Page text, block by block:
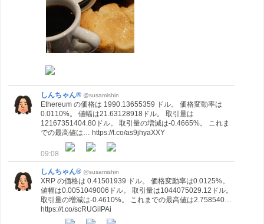
しんちゃん® @susamishin
Ethereum の価格は 1990.13655359 ドル。 価格変動率は
0.0110%。 値幅は21.63128918ドル。 取引量は
12167351404.80ドル。 取引量の増減は-0.4665%。 これま
での最高値は… https://t.co/as9jhyaXXY
09:08
しんちゃん® @susamishin
XRP の価格は 0.41501939 ドル。 価格変動率は0.0125%。
値幅は0.0051049006ドル。 取引量は1044075029.12ドル。
取引量の増減は-0.4610%。 これまでの最高値は2.758540…
https://t.co/scRUGiIPAi